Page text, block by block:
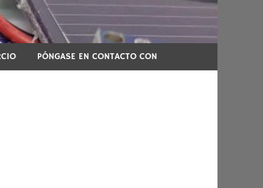
técnicos.
PÓNGASE EN CONTACTO CON